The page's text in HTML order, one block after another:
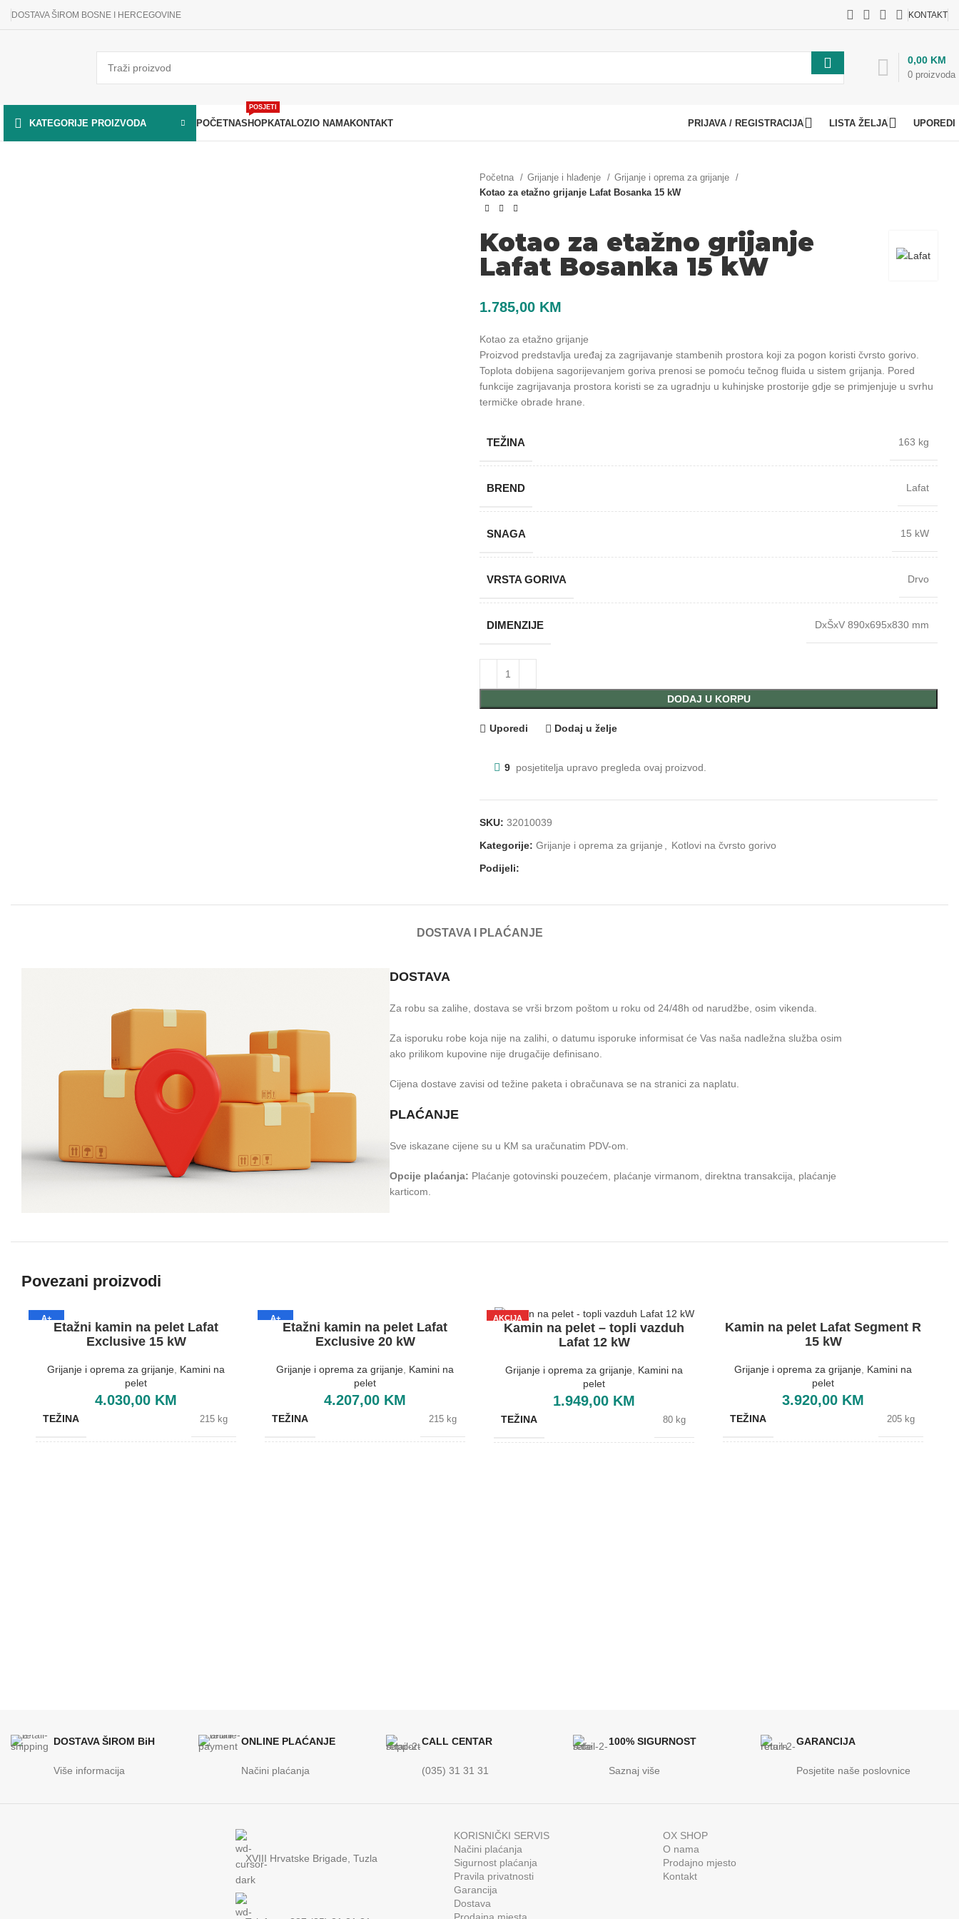
DOSTAVA ŠIROM BOSNE I HERCEGOVINE KONTAKT
0 proizvoda
0,00 KM
KATEGORIJE PROIZVODA POČETNASHOP
POSJETI
KATALOZIO NAMAKONTAKT PRIJAVA / REGISTRACIJA LISTA ŽELJA UPOREDI
Početna Grijanje i hlađenje
Grijanje i oprema za grijanje
Kotao za etažno grijanje Lafat Bosanka 15 kW
Kotao za etažno grijanje
Lafat Bosanka 15 kW
1.785,00 KM
Kotao za etažno grijanje
Proizvod predstavlja uređaj za zagrijavanje stambenih prostora koji za pogon koristi čvrsto gorivo.
Toplota dobijena sagorijevanjem goriva prenosi se pomoću tečnog fluida u sistem grijanja. Pored
funkcije zagrijavanja prostora koristi se za ugradnju u kuhinjske prostorije gdje se primjenjuje u svrhu
termičke obrade hrane.
TEŽINA 163 kg
BREND Lafat
SNAGA 15 kW
VRSTA GORIVA Drvo
DIMENZIJE DxŠxV 890x695x830 mm
DODAJ U KORPU
Uporedi Dodaj u želje
9 posjetitelja upravo pregleda ovaj proizvod.
SKU: 32010039
Kategorije: Grijanje i oprema za grijanje
Kotlovi na čvrsto gorivo
Podijeli:
DOSTAVA I PLAĆANJE
DOSTAVA
Za robu sa zalihe, dostava se vrši brzom poštom u roku od 24/48h od narudžbe, osim vikenda.
Za isporuku robe koja nije na zalihi, o datumu isporuke informisat će Vas naša nadležna služba osim
ako prilikom kupovine nije drugačije definisano.
Cijena dostave zavisi od težine paketa i obračunava se na stranici za naplatu.
PLAĆANJE
Sve iskazane cijene su u KM sa uračunatim PDV-om.
Opcije plaćanja: Plaćanje gotovinski pouzećem, plaćanje virmanom, direktna transakcija, plaćanje
karticom.
Povezani proizvodi
A+
Etažni kamin na pelet Lafat
Exclusive 15 kW
Grijanje i oprema za grijanje, Kamini na
pelet
4.030,00 KM
TEŽINA 215 kg
A+
Etažni kamin na pelet Lafat
Exclusive 20 kW
Grijanje i oprema za grijanje, Kamini na
pelet
4.207,00 KM
TEŽINA 215 kg
AKCIJA
Kamin na pelet – topli vazduh
Lafat 12 kW
Grijanje i oprema za grijanje Kamini na
pelet
1.949,00 KM
TEŽINA 80 kg
Kamin na pelet Lafat Segment R
15 kW
Grijanje i oprema za grijanje, Kamini na
pelet
3.920,00 KM
TEŽINA 205 kg
DOSTAVA ŠIROM BiH
Više informacija
ONLINE PLAĆANJE
Načini plaćanja
CALL CENTAR
(035) 31 31 31
100% SIGURNOST
Saznaj više
GARANCIJA
Posjetite naše poslovnice
XVIII Hrvatske Brigade, Tuzla
KORISNIČKI SERVIS
Načini plaćanja
Sigurnost plaćanja
Pravila privatnosti
Garancija
Dostava
OX SHOP
O nama
Prodajno mjesto
Kontakt